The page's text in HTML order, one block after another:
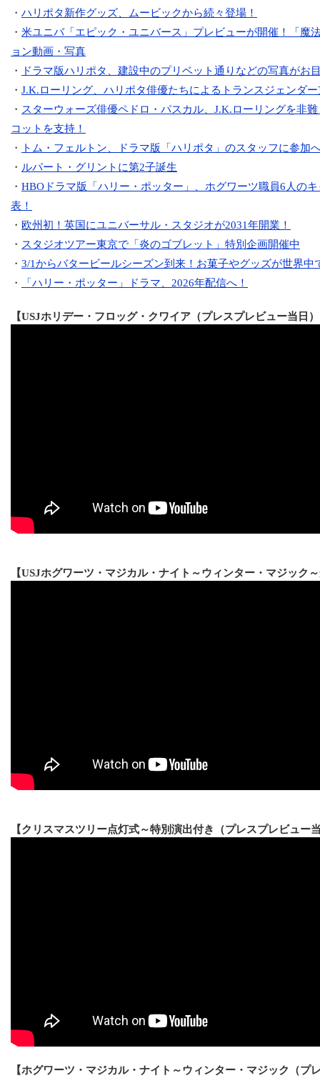
・ ハリポタ新作グッズ、ムービックから続々登場！
・ 米ユニバ「エピック・ユニバース」プレビューが開催！「魔
ョン動画・写真
・
ドラマ版ハリポタ、建設中のプリベット通りなどの写真がお
・ J.K.ローリング、ハリポタ俳優たちによるトランスジェンダ
・ スターウォーズ俳優ペドロ・パスカル、J.K.ローリングを非
コットを支持！
・
トム・フェルトン、ドラマ版「ハリポタ」のスタッフに参加
・ ルパート・グリントに第2子誕生
・ HBOドラマ版「ハリー・ポッター」、ホグワーツ職員6人の
表！
・ 欧州初！英国にユニバーサル・スタジオが2031年開業！
・ スタジオツアー東京で「炎のゴブレット」特別企画開催中
・ 3/1からバタービールシーズン到来！お菓子やグッズが世界中
・
「ハリー・ポッター」ドラマ、2026年配信へ！
【USJホリデー・フロッグ・クワイア（プレスプレビュー当日
【USJホグワーツ・マジカル・ナイト～ウィンター・マジック
【クリスマスツリー点灯式～特別演出付き（プレスプレビュー
【ホグワーツ・マジカル・ナイト～ウィンター・マジック（プ